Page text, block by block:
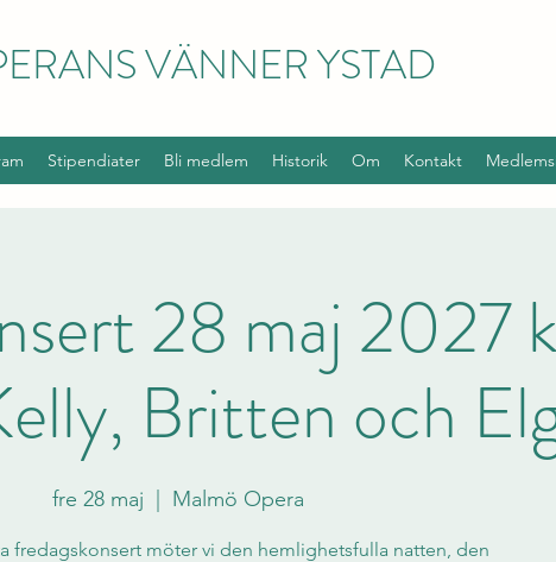
VÄNNER YSTAD
Stipendiater Bli medlem Historik Om Kontakt
28 maj 2027
Britten och
fre 28 maj
  |
Malmö Opera
fredagskonsert möter vi den hemlighetsfulla natten, den